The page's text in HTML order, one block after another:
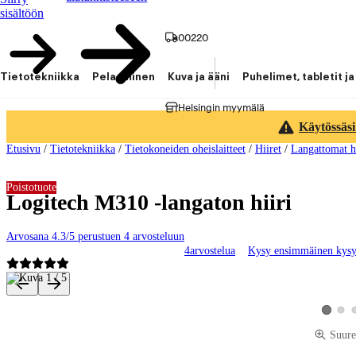
sisältöön
00220
Helsingin myymälä
Tietotekniikka Pelaaminen Kuva ja ääni Puhelimet, tabletit
Etusivu / Tietotekniikka / Tietokoneiden oheislaitteet / Hiiret / Langattomat
Logitech M310 -langaton hiiri
Arvosana 4.3/5 perustuen 4 arvosteluun
4arvostelua Kysy ensimmäinen
Poistotuote
Tuotteen kuvat ja videot
KatsoKatso